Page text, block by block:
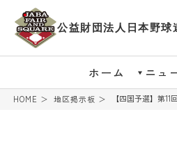
公益財団法人日本野球
ホーム ニュ
HOME 地区掲示板 【四国予選】第